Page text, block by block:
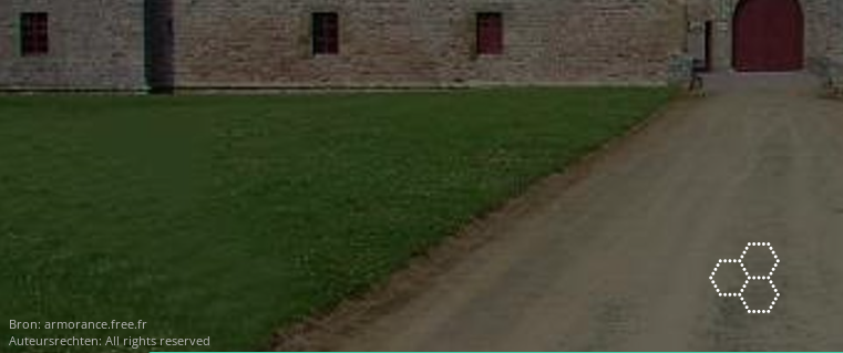
Bron: armorance.free.fr
Auteursrechten: All rights reserved